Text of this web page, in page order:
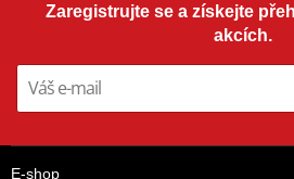
Zaregistrujte se a získejte
akcích.
E-shop